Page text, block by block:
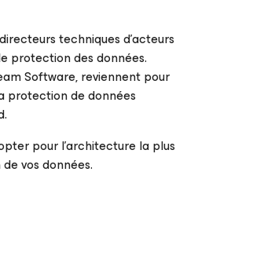
techniques d’acteurs
protection des données.
Software, reviennent pour
protection de données
pour l’architecture la plus
vos données.